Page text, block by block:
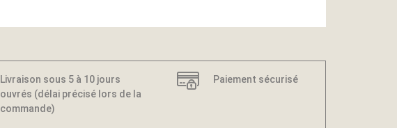
Livraison sous 5 à 10 jours
ouvrés (délai précisé lors de la
commande)
Paiement sécurisé